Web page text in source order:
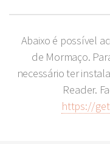
Abaixo é possível
de Mormaço.
necessário ter
Reader.
https://